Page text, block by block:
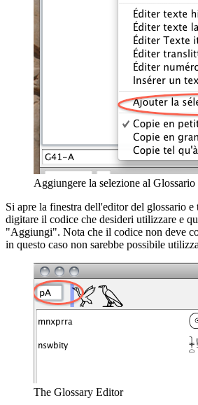
Aggiungere la selezione al Glossario
Si apre la finestra dell'editor del glossario
digitare il codice che desideri utilizzare e
"Aggiungi". Nota che il codice non deve
in questo caso non sarebbe possibile
The Glossary Editor